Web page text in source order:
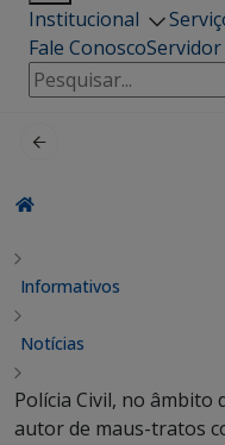
Institucional
Fale ConoscoServidor
Pesquisar
por:
Informativos
Notícias
Polícia Civil, no âmbito
autor de maus-tratos